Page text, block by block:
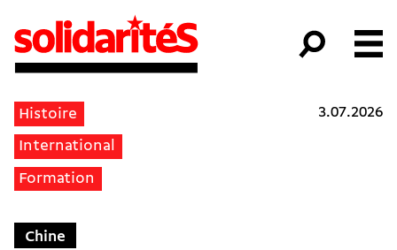
Histoire
International
Formation
3.07.2026
Chine